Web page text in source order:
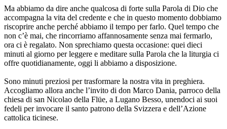
Ma abbiamo da dire anche qualcosa di forte sulla Parola di Dio che
accompagna la vita del credente e che in questo momento dobbiamo
riscoprire anche perché abbiamo il tempo per farlo. Quel tempo che
non c’è mai, che rincorriamo affannosamente senza mai fermarlo,
ora ci è regalato. Non sprechiamo questa occasione: quei dieci
minuti al giorno per leggere e meditare sulla Parola che la liturgia ci
offre quotidianamente, oggi li abbiamo a disposizione.
Sono minuti preziosi per trasformare la nostra vita in preghiera.
Accogliamo allora anche l’invito di don Marco Dania, parroco della
chiesa di san Nicolao della Flüe, a Lugano Besso, unendoci ai suoi
fedeli per invocare il santo patrono della Svizzera e dell’Azione
cattolica ticinese.